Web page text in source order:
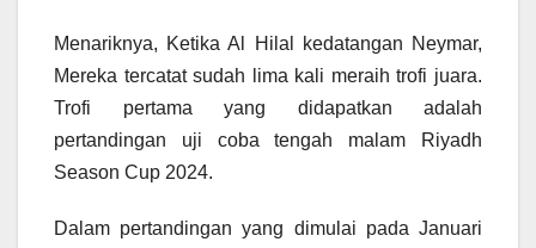
Menariknya, Ketika Al Hilal kedatangan Neymar,
Mereka tercatat sudah lima kali meraih trofi juara.
Trofi pertama yang didapatkan adalah
pertandingan uji coba tengah malam Riyadh
Season Cup 2024.
Dalam pertandingan yang dimulai pada Januari